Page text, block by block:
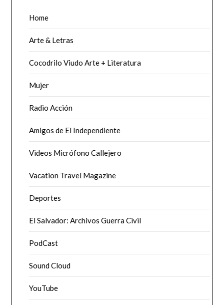
Home
Arte & Letras
Cocodrilo Viudo Arte + Literatura
Mujer
Radio Acción
Amigos de El Independiente
Videos Micrófono Callejero
Vacation Travel Magazine
Deportes
El Salvador: Archivos Guerra Civil
PodCast
Sound Cloud
YouTube